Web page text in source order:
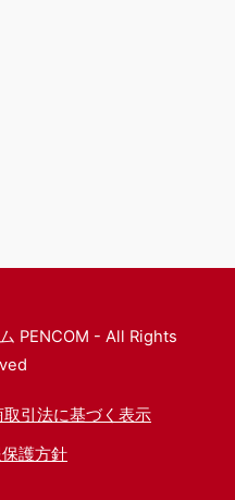
PENCOM - All Rights
取引法に基づく表示
護方針